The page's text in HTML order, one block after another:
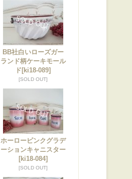
BB社白いローズガー
ランド柄ケーキモール
ド [ki18-089]
[SOLD OUT]
ホーローピンクグラデ
ーションキャニスター
[ki18-084]
[SOLD OUT]